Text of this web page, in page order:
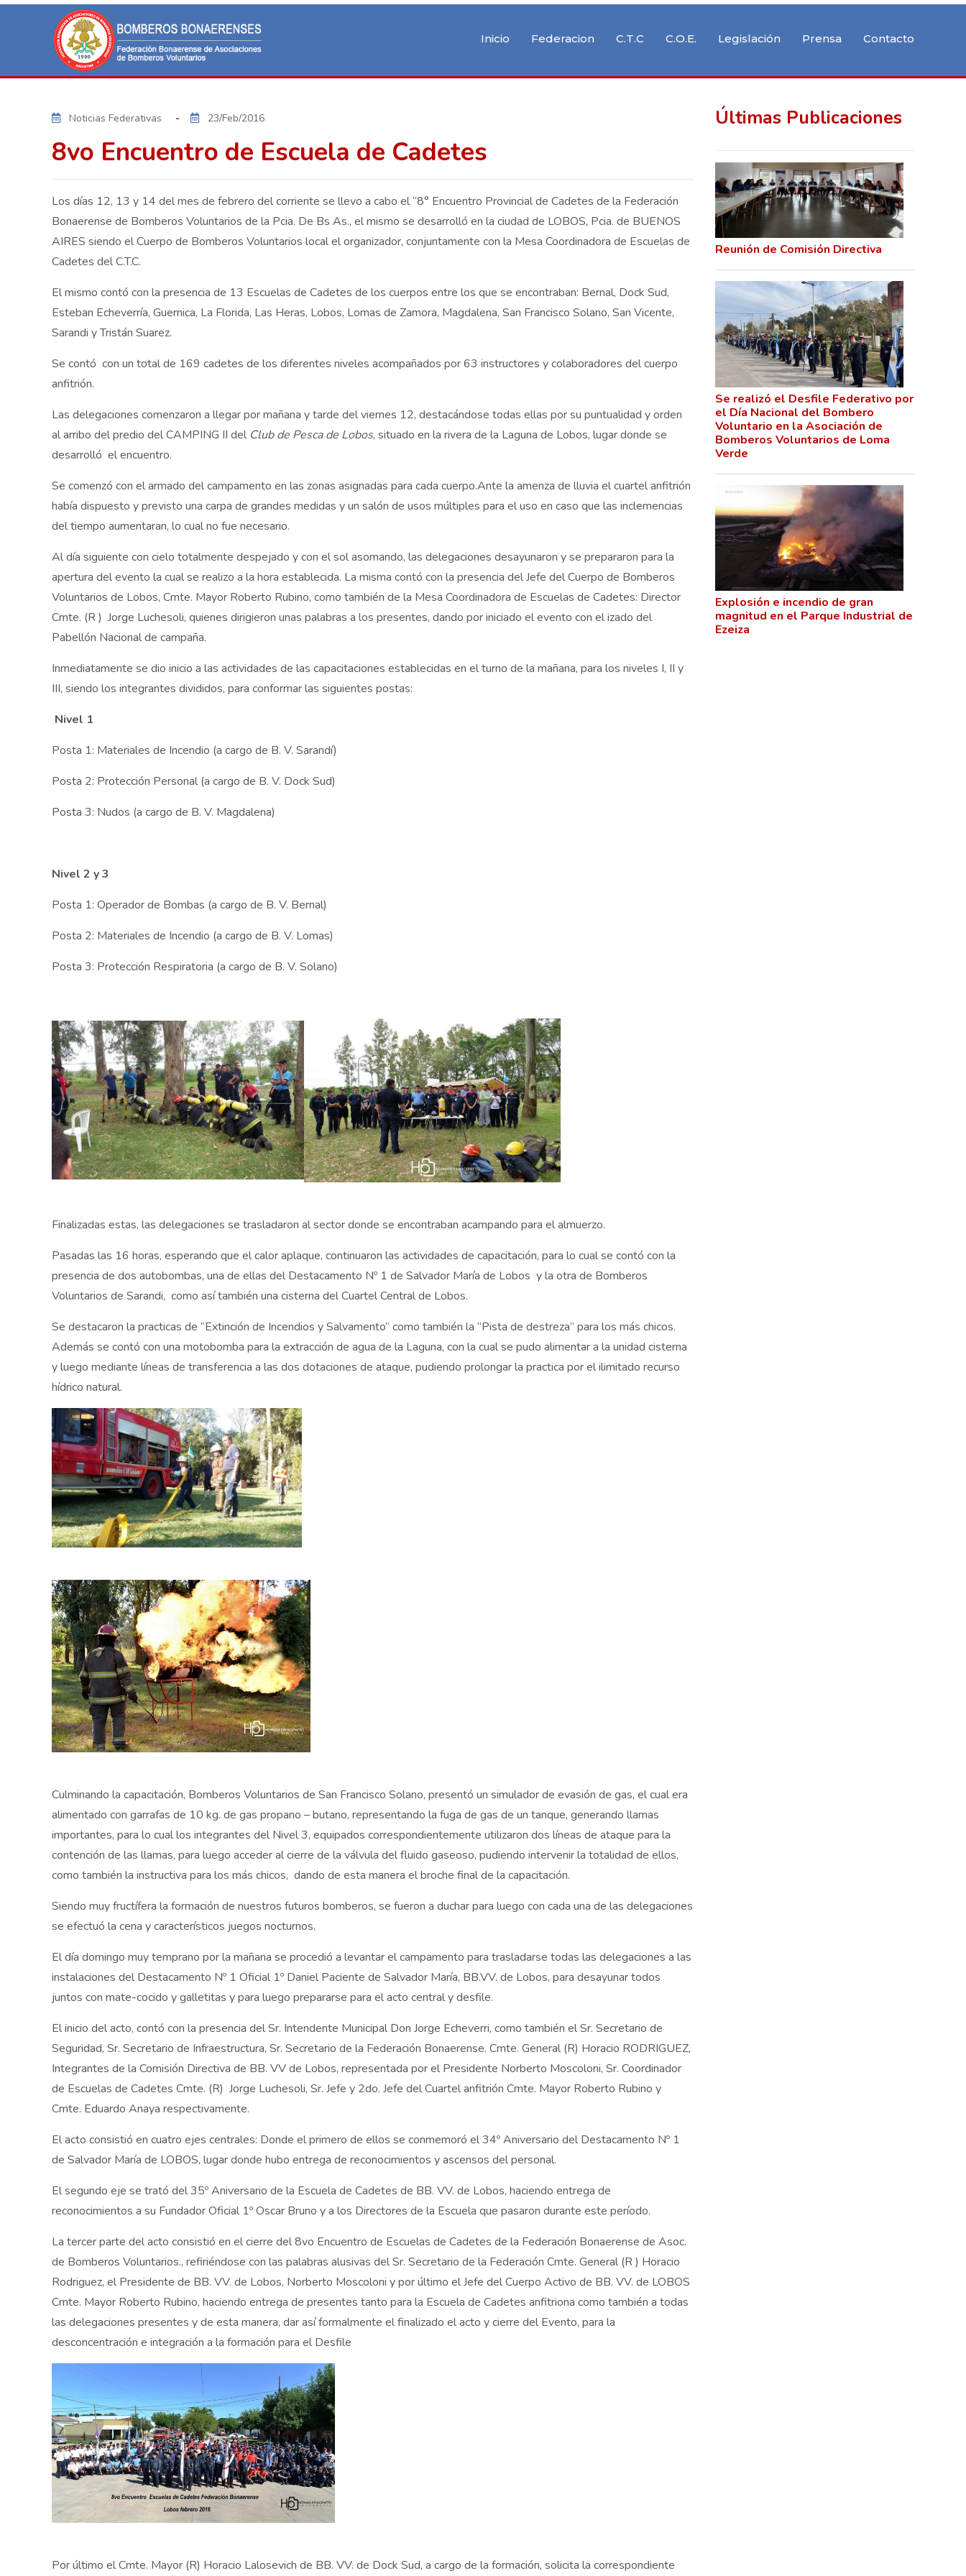
Inicio Federacion C.T.C C.O.E. Legislación Prensa Contacto
Noticias Federativas 23/Feb/2016
8vo Encuentro de Escuela de Cadetes
Los días 12, 13 y 14 del mes de febrero del corriente se llevo a cabo el “8° Encuentro Provincial de Cadetes de la Federación
Bonaerense de Bomberos Voluntarios de la Pcia. De Bs As., el mismo se desarrolló en la ciudad de LOBOS, Pcia. de BUENOS
AIRES siendo el Cuerpo de Bomberos Voluntarios local el organizador, conjuntamente con la Mesa Coordinadora de Escuelas de
Cadetes del C.T.C.
El mismo contó con la presencia de 13 Escuelas de Cadetes de los cuerpos entre los que se encontraban: Bernal, Dock Sud,
Esteban Echeverría, Guernica, La Florida, Las Heras, Lobos, Lomas de Zamora, Magdalena, San Francisco Solano, San Vicente,
Sarandi y Tristán Suarez.
Se contó con un total de 169 cadetes de los diferentes niveles acompañados por 63 instructores y colaboradores del cuerpo
anfitrión.
Las delegaciones comenzaron a llegar por mañana y tarde del viernes 12, destacándose todas ellas por su puntualidad y orden
al arribo del predio del CAMPING II del Club de Pesca de Lobos, situado en la rivera de la Laguna de Lobos, lugar donde se
desarrolló el encuentro.
Se comenzó con el armado del campamento en las zonas asignadas para cada cuerpo.Ante la amenza de lluvia el cuartel anfitrión
había dispuesto y previsto una carpa de grandes medidas y un salón de usos múltiples para el uso en caso que las inclemencias
del tiempo aumentaran, lo cual no fue necesario.
Al día siguiente con cielo totalmente despejado y con el sol asomando, las delegaciones desayunaron y se prepararon para la
apertura del evento la cual se realizo a la hora establecida. La misma contó con la presencia del Jefe del Cuerpo de Bomberos
Voluntarios de Lobos, Cmte. Mayor Roberto Rubino, como también de la Mesa Coordinadora de Escuelas de Cadetes: Director
Cmte. (R ) Jorge Luchesoli, quienes dirigieron unas palabras a los presentes, dando por iniciado el evento con el izado del
Pabellón Nacional de campaña.
Inmediatamente se dio inicio a las actividades de las capacitaciones establecidas en el turno de la mañana, para los niveles I, II y
III, siendo los integrantes divididos, para conformar las siguientes postas:
Nivel 1
Posta 1: Materiales de Incendio (a cargo de B. V. Sarandí)
Posta 2: Protección Personal (a cargo de B. V. Dock Sud)
Posta 3: Nudos (a cargo de B. V. Magdalena)
Nivel 2 y 3
Posta 1: Operador de Bombas (a cargo de B. V. Bernal)
Posta 2: Materiales de Incendio (a cargo de B. V. Lomas)
Posta 3: Protección Respiratoria (a cargo de B. V. Solano)
Finalizadas estas, las delegaciones se trasladaron al sector donde se encontraban acampando para el almuerzo.
Pasadas las 16 horas, esperando que el calor aplaque, continuaron las actividades de capacitación, para lo cual se contó con la
presencia de dos autobombas, una de ellas del Destacamento Nº 1 de Salvador María de Lobos y la otra de Bomberos
Voluntarios de Sarandi, como así también una cisterna del Cuartel Central de Lobos.
Se destacaron la practicas de “Extinción de Incendios y Salvamento” como también la “Pista de destreza” para los más chicos.
Además se contó con una motobomba para la extracción de agua de la Laguna, con la cual se pudo alimentar a la unidad cisterna
y luego mediante líneas de transferencia a las dos dotaciones de ataque, pudiendo prolongar la practica por el ilimitado recurso
hídrico natural.
Culminando la capacitación, Bomberos Voluntarios de San Francisco Solano, presentó un simulador de evasión de gas, el cual era
alimentado con garrafas de 10 kg. de gas propano – butano, representando la fuga de gas de un tanque, generando llamas
importantes, para lo cual los integrantes del Nivel 3, equipados correspondientemente utilizaron dos líneas de ataque para la
contención de las llamas, para luego acceder al cierre de la válvula del fluido gaseoso, pudiendo intervenir la totalidad de ellos,
como también la instructiva para los más chicos, dando de esta manera el broche final de la capacitación.
Siendo muy fructífera la formación de nuestros futuros bomberos, se fueron a duchar para luego con cada una de las delegaciones
se efectuó la cena y característicos juegos nocturnos.
El día domingo muy temprano por la mañana se procedió a levantar el campamento para trasladarse todas las delegaciones a las
instalaciones del Destacamento Nº 1 Oficial 1º Daniel Paciente de Salvador María, BB.VV. de Lobos, para desayunar todos
juntos con mate-cocido y galletitas y para luego prepararse para el acto central y desfile.
El inicio del acto, contó con la presencia del Sr. Intendente Municipal Don Jorge Echeverri, como también el Sr. Secretario de
Seguridad, Sr. Secretario de Infraestructura, Sr. Secretario de la Federación Bonaerense. Cmte. General (R) Horacio RODRIGUEZ,
Integrantes de la Comisión Directiva de BB. VV de Lobos, representada por el Presidente Norberto Moscoloni, Sr. Coordinador
de Escuelas de Cadetes Cmte. (R) Jorge Luchesoli, Sr. Jefe y 2do. Jefe del Cuartel anfitrión Cmte. Mayor Roberto Rubino y
Cmte. Eduardo Anaya respectivamente.
El acto consistió en cuatro ejes centrales: Donde el primero de ellos se conmemoró el 34º Aniversario del Destacamento Nº 1
de Salvador María de LOBOS, lugar donde hubo entrega de reconocimientos y ascensos del personal.
El segundo eje se trató del 35º Aniversario de la Escuela de Cadetes de BB. VV. de Lobos, haciendo entrega de
reconocimientos a su Fundador Oficial 1º Oscar Bruno y a los Directores de la Escuela que pasaron durante este período.
La tercer parte del acto consistió en el cierre del 8vo Encuentro de Escuelas de Cadetes de la Federación Bonaerense de Asoc.
de Bomberos Voluntarios., refiriéndose con las palabras alusivas del Sr. Secretario de la Federación Cmte. General (R ) Horacio
Rodriguez, el Presidente de BB. VV. de Lobos, Norberto Moscoloni y por último el Jefe del Cuerpo Activo de BB. VV. de LOBOS
Cmte. Mayor Roberto Rubino, haciendo entrega de presentes tanto para la Escuela de Cadetes anfitriona como también a todas
las delegaciones presentes y de esta manera, dar así formalmente el finalizado el acto y cierre del Evento, para la
desconcentración e integración a la formación para el Desfile
Por último el Cmte. Mayor (R) Horacio Lalosevich de BB. VV. de Dock Sud, a cargo de la formación, solicita la correspondiente
Últimas Publicaciones
Reunión de Comisión Directiva
Se realizó el Desfile Federativo por
el Día Nacional del Bombero
Voluntario en la Asociación de
Bomberos Voluntarios de Loma
Verde
Explosión e incendio de gran
magnitud en el Parque Industrial de
Ezeiza